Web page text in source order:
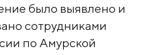
было выявлено и
сотрудниками
по Амурской